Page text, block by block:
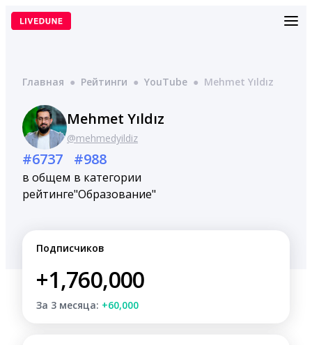
Перейти
Главная ● Рейтинги ● YouTube ● Mehmet Yıldız
Mehmet Yıldız
@mehmedyildiz
#6737
в общем
рейтинге
#988
в категории
"Образование"
Подписчиков
+1,760,000
За 3 месяца: +60,000